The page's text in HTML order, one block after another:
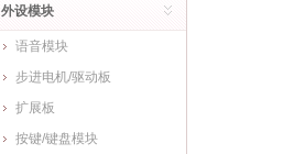
外设模块
语音模块
步进电机/驱动板
扩展板
按键/键盘模块